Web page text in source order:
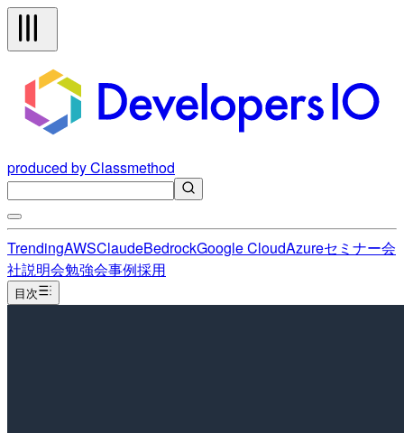
produced by Classmethod
TrendingAWSClaudeBedrockGoogle CloudAzureセミナー会
社説明会勉強会事例採用
目次